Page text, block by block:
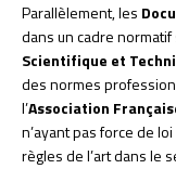
Parallèlement, les
dans un cadre normatif
Scientifique et
des normes
l’Association
n’ayant pas force de
règles de l’art dans le